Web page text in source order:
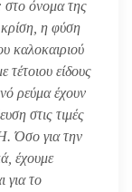
στο όνομα της
η φύση
καλοκαιριού
τέτοιου είδους
ρεύμα έχουν
στις τιμές
Όσο για την
έχουμε
για το